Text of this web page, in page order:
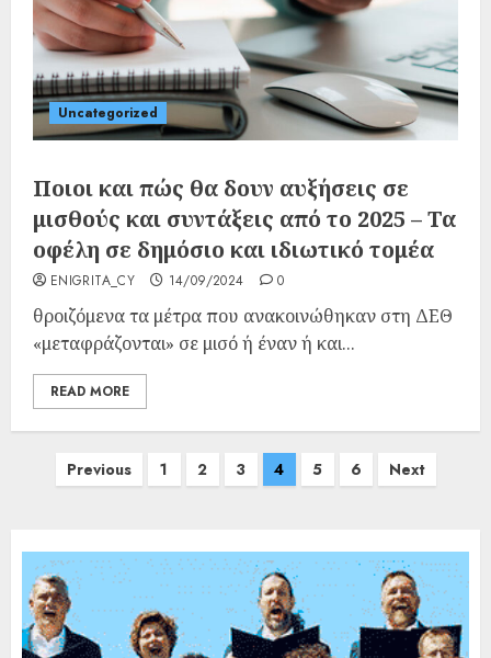
Uncategorized
Ποιοι και πώς θα δουν αυξήσεις σε
μισθούς και συντάξεις από το 2025 – Τα
οφέλη σε δημόσιο και ιδιωτικό τομέα
ENIGRITA_CY 14/09/2024 0
θροιζόμενα τα μέτρα που ανακοινώθηκαν στη ΔΕΘ
«μεταφράζονται» σε μισό ή έναν ή και...
READ MORE
Previous 1 2 3 4 5 6 Next